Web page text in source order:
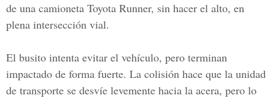
de una camioneta Toyota Runner, sin hacer el alto, en
plena intersección vial.
El busito intenta evitar el vehículo, pero terminan
impactado de forma fuerte. La colisión hace que la unidad
de transporte se desvíe levemente hacia la acera, pero lo